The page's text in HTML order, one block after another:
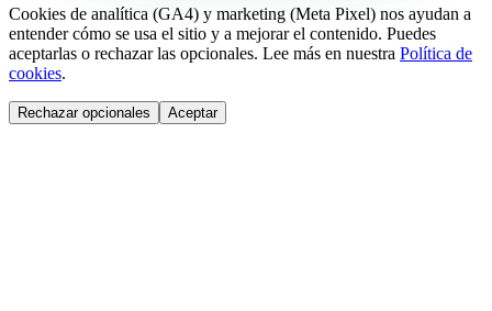
Cookies de analítica (GA4) y marketing (Meta Pixel) nos ayudan a
entender cómo se usa el sitio y a mejorar el contenido. Puedes
aceptarlas o rechazar las opcionales. Lee más en nuestra Política de
cookies.
Rechazar opcionales Aceptar